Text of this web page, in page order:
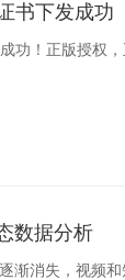
书下发成功
功！正版授权
数据分析
渐消失，视频